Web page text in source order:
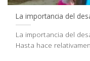
La importancia del
La importancia del
Hasta hace